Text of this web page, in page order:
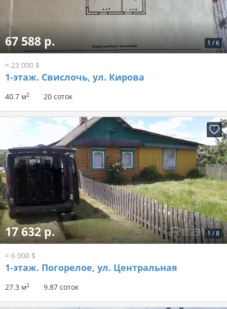
1 /6
67 588 р.
≈ 23 000 $
1-этаж. Свислочь, ул. Кирова
40.7 м2 20 соток
1 /8
17 632 р.
≈ 6 000 $
1-этаж. Погорелое, ул. Центральная
27.3 м2 9.87 соток